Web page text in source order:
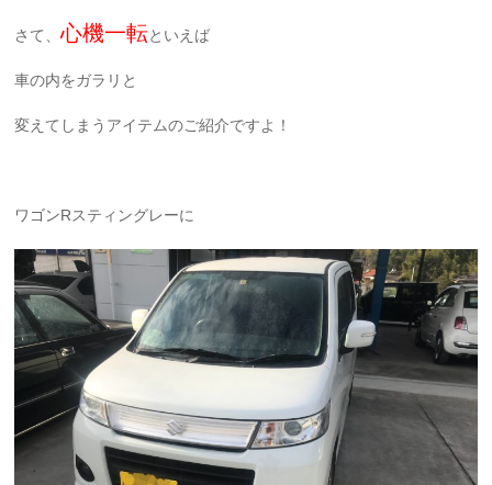
さて、心機一転といえば
車の内をガラリと
変えてしまうアイテムのご紹介ですよ！
ワゴンRスティングレーに